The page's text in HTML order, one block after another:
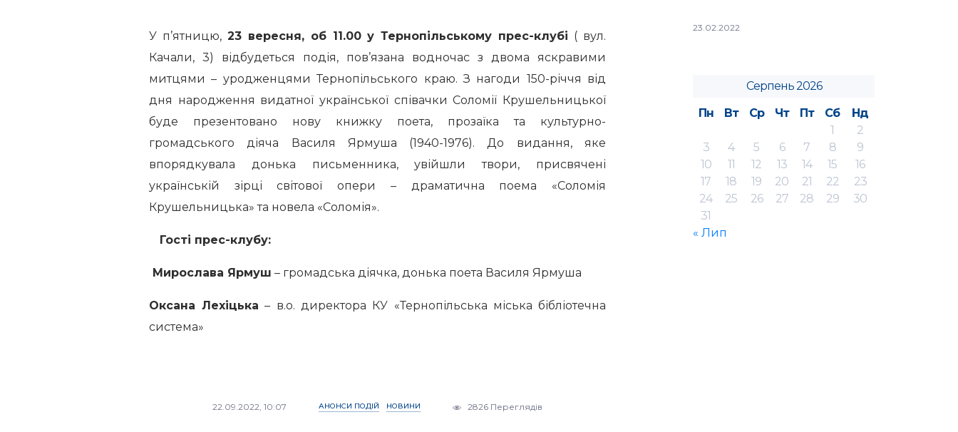
У п’ятницю, 23 вересня, об 11.00 у Тернопільському прес-клубі ( вул.
Качали, 3) відбудеться подія, пов’язана водночас з двома яскравими
митцями – уродженцями Тернопільського краю. З нагоди 150-річчя від
дня народження видатної української співачки Соломії Крушельницької
буде презентовано нову книжку поета, прозаїка та культурно-
громадського діяча Василя Ярмуша (1940-1976). До видання, яке
впорядкувала донька письменника, увійшли твори, присвячені
українській зірці світової опери – драматична поема «Соломія
Крушельницька» та новела «Соломія».
Гості прес-клубу:
Мирослава Ярмуш – громадська діячка, донька поета Василя Ярмуша
Оксана Лехіцька – в.о. директора КУ «Тернопільська міська бібліотечна
система»
22.09.2022, 10:07 АНОНСИ ПОДІЙ НОВИНИ 2826 Переглядів
23.02.2022
Серпень 2026
Пн
Вт Ср Чт Пт Сб
Нд
1
2
3
4 5 6 7 8
9
10
11 12 13 14 15
16
17
18 19 20 21 22
23
24
25 26 27 28 29
30
31
« Лип